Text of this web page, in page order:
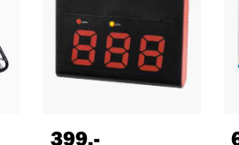
399,-